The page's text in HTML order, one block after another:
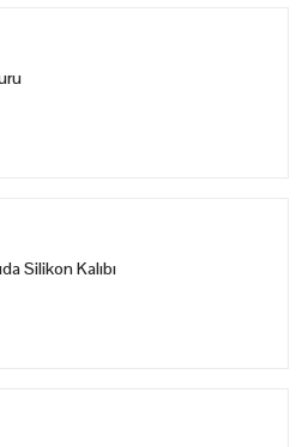
Silikon Kalıbı